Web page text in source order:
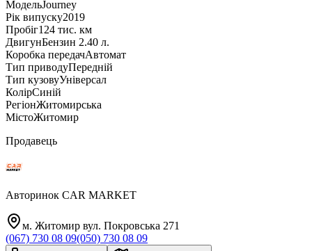
МодельJourney
Рік випуску2019
Пробіг124 тис. км
ДвигунБензин 2.40 л.
Коробка передачАвтомат
Тип приводуПередній
Тип кузовуУніверсал
КолірСиній
РегіонЖитомирська
МістоЖитомир
Продавець
Авторинок CAR MARKET
м. Житомир вул. Покровська 271
(067) 730 08 09(050) 730 08 09